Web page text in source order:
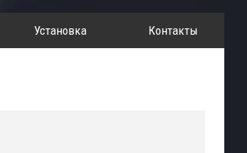
Установка Контакты